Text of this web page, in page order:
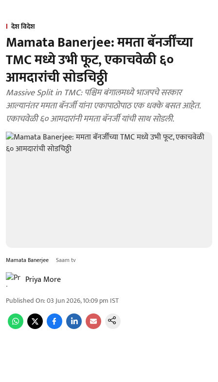
देश विदेश
Mamata Banerjee: ममता बॅनर्जींच्या
TMC मध्ये उभी फूट, एकाचवेळी ६०
आमदारांची सोडचिठ्ठी
Massive Split in TMC: पश्चिम बंगालमध्ये भाजपचे सरकार
आल्यानंतर ममता बॅनर्जी यांना एकापाठोपाठ एक धक्के बसत आहेत.
एकाचवेळी ६० आमदारांनी ममता बॅनर्जी यांची साथ सोडली.
Mamata Banerjee Saam tv
Priya More
Published On:03 Jun 2026, 10:09 pm IST